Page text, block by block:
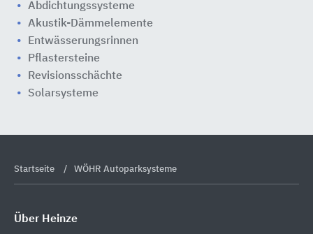
Abdichtungssysteme
Akustik-Dämmelemente
Entwässerungsrinnen
Pflastersteine
Revisionsschächte
Solarsysteme
Startseite WÖHR Autoparksysteme
Über Heinze